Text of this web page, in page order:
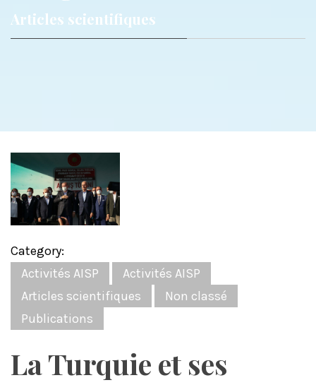
Articles scientifiques
Category:
Activités AISP
Activités AISP
Articles scientifiques
Non classé
Publications
La Turquie et ses